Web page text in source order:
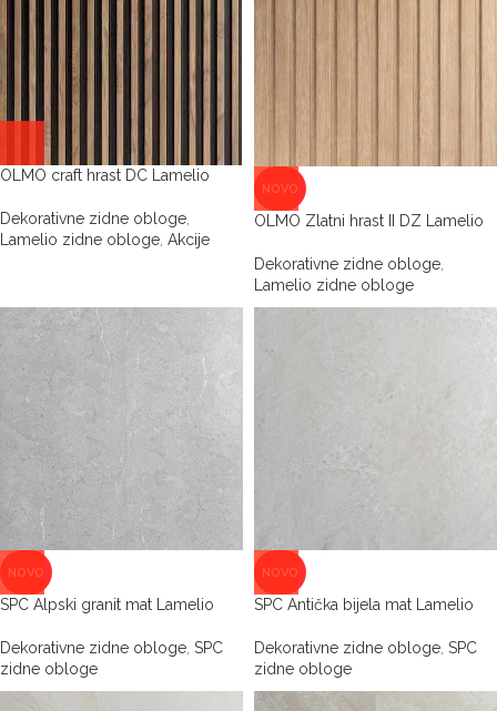
OLMO craft hrast DC Lamelio
Dekorativne zidne obloge
Lamelio zidne obloge Akcije
NOVO
OLMO Zlatni hrast II DZ Lamelio
Dekorativne zidne obloge
Lamelio zidne obloge
NOVO
SPC Alpski granit mat Lamelio
Dekorativne zidne obloge SPC
zidne obloge
NOVO
SPC Antička bijela mat Lamelio
Dekorativne zidne obloge SPC
zidne obloge